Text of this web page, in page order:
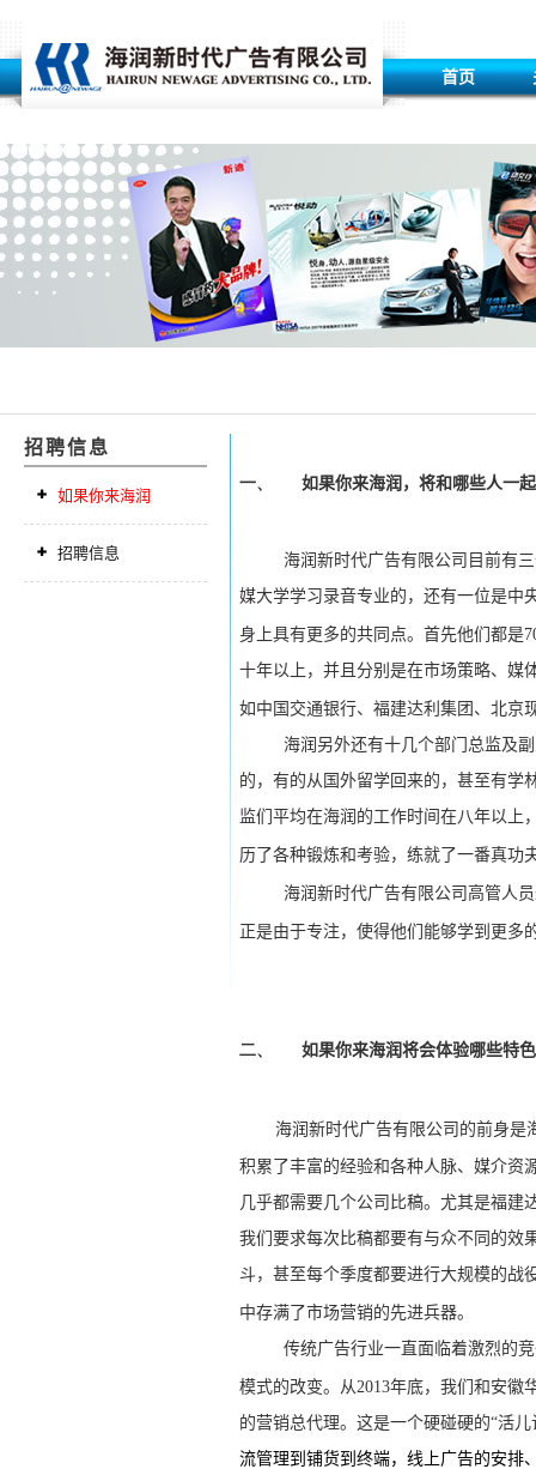
首页
招聘信息
如果你来海润
招聘信息
一、 如果你来海润，将和哪些人一
海润新时代广告有限公司目前有
媒大学学习录音专业的，还有一位是中
身上具有更多的共同点。首先他们都是
十年以上，并且分别是在市场策略、媒
如中国交通银行、福建达利集团、北京
海润另外还有十几个部门总监及
的，有的从国外留学回来的，甚至有学
监们平均在海润的工作时间在八年以上
历了各种锻炼和考验，练就了一番真功
海润新时代广告有限公司高管人
正是由于专注，使得他们能够学到更多
二、 如果你来海润将会体验哪些特
海润新时代广告有限公司的前身是
积累了丰富的经验和各种人脉、媒介资
几乎都需要几个公司比稿。尤其是福建
我们要求每次比稿都要有与众不同的效
斗，甚至每个季度都要进行大规模的战
中存满了市场营销的先进兵器。
传统广告行业一直面临着激烈的
模式的改变。从2013年底，我们和安徽
的营销总代理。这是一个硬碰硬的“活儿
流管理到铺货到终端，线上广告的安排